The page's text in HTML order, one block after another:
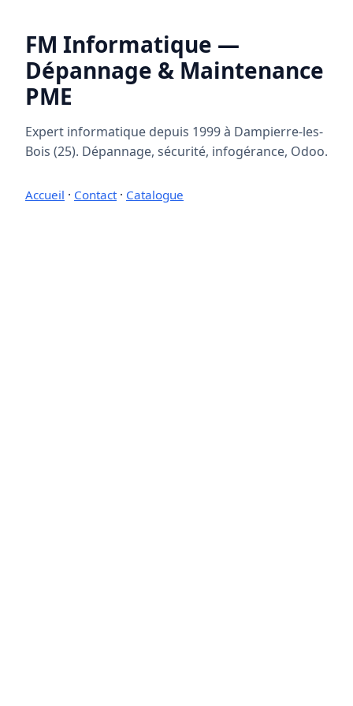
FM Informatique —
Dépannage & Maintenance
PME
Expert informatique depuis 1999 à Dampierre-les-
Bois (25). Dépannage, sécurité, infogérance, Odoo.
Accueil · Contact· Catalogue